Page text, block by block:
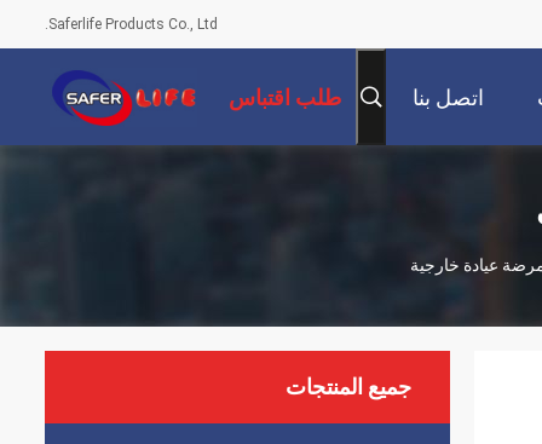
Saferlife Products Co., Ltd.
اتصل بنا طلب اقتباس
عيادة خارجية
جميع المنتجات